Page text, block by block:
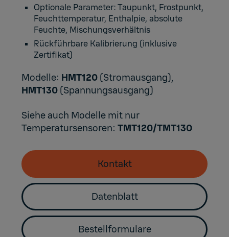
Optionale Parameter: Taupunkt, Frostpunkt,
Feuchttemperatur, Enthalpie, absolute
Feuchte, Mischungsverhältnis
Rückführbare Kalibrierung (inklusive
Zertifikat)
Modelle: HMT120 (Stromausgang),
HMT130 (Spannungsausgang)
Siehe auch Modelle mit nur
Temperatursensoren:TMT120/TMT130
Kontakt
Datenblatt
Bestellformulare